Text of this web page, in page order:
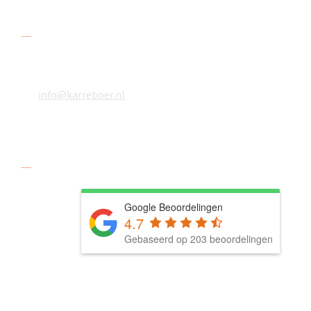
info@karreboer.nl
Google Beoordelingen
4.7
Gebaseerd op 203 beoordelingen